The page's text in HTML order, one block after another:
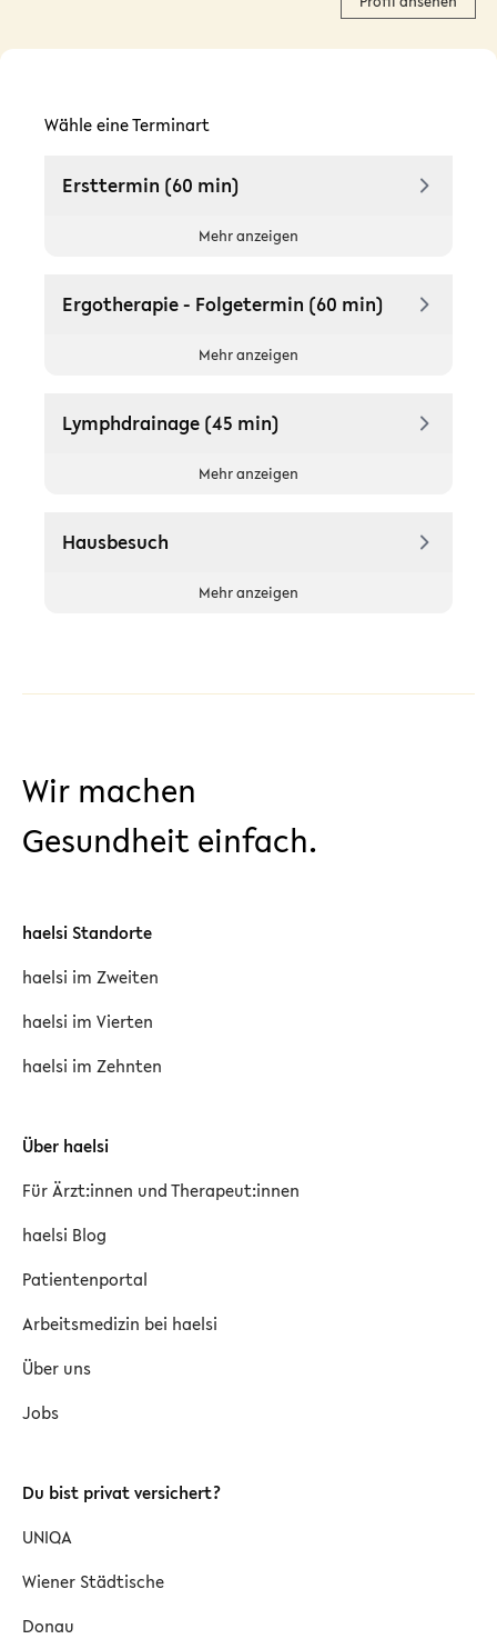
Wähle eine Terminart
Ersttermin (60 min)
Mehr anzeigen
Ergotherapie - Folgetermin (60 min)
Mehr anzeigen
Lymphdrainage (45 min)
Mehr anzeigen
Hausbesuch
Mehr anzeigen
Wir machen
Gesundheit einfach.
haelsi Standorte
haelsi im Zweiten
haelsi im Vierten
haelsi im Zehnten
Über haelsi
Für Ärzt:innen und Therapeut:innen
haelsi Blog
Patientenportal
Arbeitsmedizin bei haelsi
Über uns
Jobs
Du bist privat versichert?
UNIQA
Wiener Städtische
Donau